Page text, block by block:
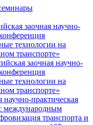
заочная научно-
технологии на
транспорте»
заочная научно-
технологии на
транспорте»
научно-практическая
международным
транспорта и